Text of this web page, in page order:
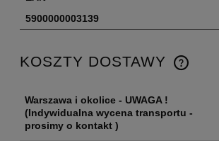
5900000003139
KOSZTY DOSTAWY
Warszawa i okolice - UWAGA !
(Indywidualna wycena transportu -
prosimy o kontakt )